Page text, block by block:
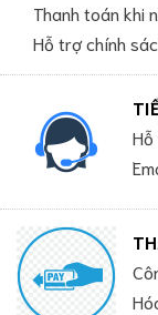
Thanh toán khi
Hỗ trợ chính